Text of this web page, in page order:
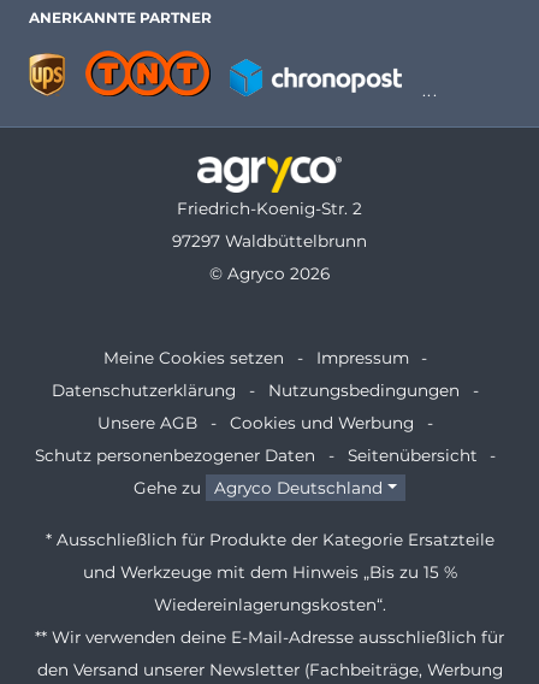
ANERKANNTE PARTNER
Friedrich-Koenig-Str. 2
97297 Waldbüttelbrunn
© Agryco 2026
Meine Cookies setzen
Impressum
Datenschutzerklärung
Nutzungsbedingungen
Unsere AGB
Cookies und Werbung
Schutz personenbezogener Daten
Seitenübersicht
Gehe zu
Agryco Deutschland
* Ausschließlich für Produkte der Kategorie Ersatzteile
und Werkzeuge mit dem Hinweis „Bis zu 15 %
Wiedereinlagerungskosten“.
** Wir verwenden deine E-Mail-Adresse ausschließlich für
den Versand unserer Newsletter (Fachbeiträge, Werbung